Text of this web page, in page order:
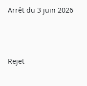
Arrêt du 3 juin 2026
Rejet